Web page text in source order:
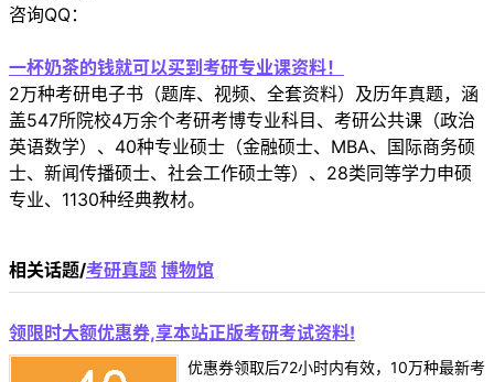
咨询QQ：
一杯奶茶的钱就可以买到考研专业课资料！
2万种考研电子书（题库、视频、全套资料）及历年真题，涵
盖547所院校4万余个考研考博专业科目、考研公共课（政治
英语数学）、40种专业硕士（金融硕士、MBA、国际商务硕
士、新闻传播硕士、社会工作硕士等）、28类同等学力申硕
专业、1130种经典教材。
相关话题/考研真题 博物馆
领限时大额优惠券,享本站正版考研考试资料!
优惠券领取后72小时内有效，10万种最新考